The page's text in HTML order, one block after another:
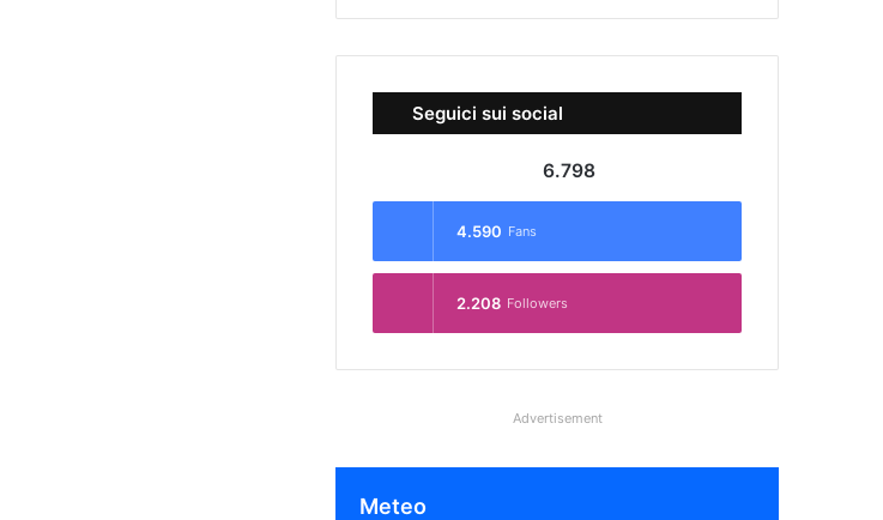
Seguici sui social
6.798
4.590 Fans
2.208 Followers
Advertisement
Meteo